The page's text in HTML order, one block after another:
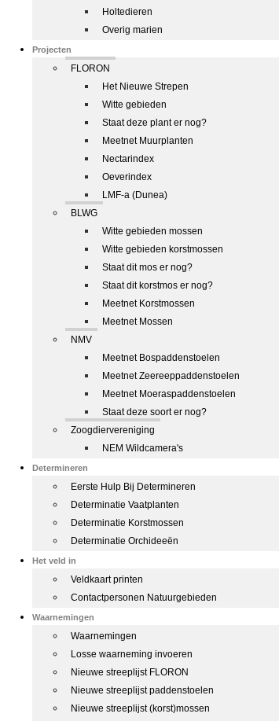
Holtedieren
Overig marien
Projecten
FLORON
Het Nieuwe Strepen
Witte gebieden
Staat deze plant er nog?
Meetnet Muurplanten
Nectarindex
Oeverindex
LMF-a (Dunea)
BLWG
Witte gebieden mossen
Witte gebieden korstmossen
Staat dit mos er nog?
Staat dit korstmos er nog?
Meetnet Korstmossen
Meetnet Mossen
NMV
Meetnet Bospaddenstoelen
Meetnet Zeereeppaddenstoelen
Meetnet Moeraspaddenstoelen
Staat deze soort er nog?
Zoogdiervereniging
NEM Wildcamera's
Determineren
Eerste Hulp Bij Determineren
Determinatie Vaatplanten
Determinatie Korstmossen
Determinatie Orchideeën
Het veld in
Veldkaart printen
Contactpersonen Natuurgebieden
Waarnemingen
Waarnemingen
Losse waarneming invoeren
Nieuwe streeplijst FLORON
Nieuwe streeplijst paddenstoelen
Nieuwe streeplijst (korst)mossen